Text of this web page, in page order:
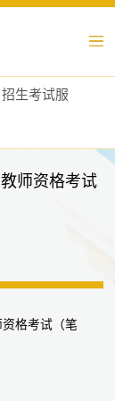
招生考试服
师资格考试
格考试（笔